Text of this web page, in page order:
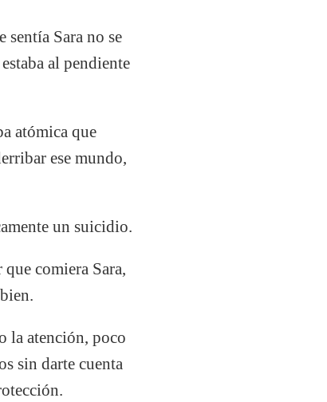
sentía Sara no se
al pendiente
atómica que
ese mundo,
un suicidio.
comiera Sara,
la atención, poco
sin darte cuenta